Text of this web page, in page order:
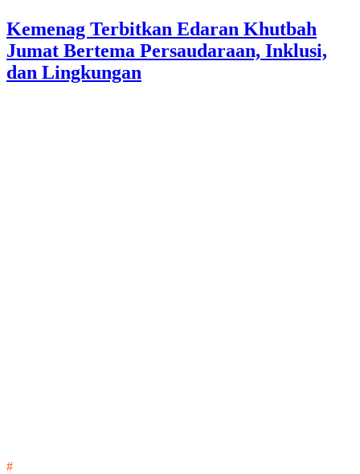
Kemenag Terbitkan Edaran Khutbah
Jumat Bertema Persaudaraan, Inklusi,
dan Lingkungan
#